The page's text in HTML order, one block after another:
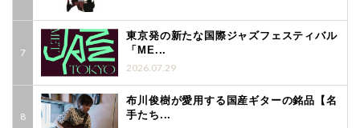
東京発の新たな国際ジャズフェスティバル
「ME...
2026.07.29
布川俊樹が愛用する国産ギターの銘品【名
手たち...